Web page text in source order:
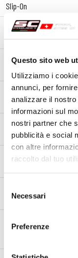
Questo sito web
Utilizziamo i
annunci, per
analizzare il
informazioni sul
nostri partner che
pubblicità e social
con altre
raccolto dal tuo
del
consenso
Necessari
Preferenze
Slip-On
Materiale corpo
Titanio
Materiale fondello
Titanio
Materiale raccordo
Titanio
Tipo di fissaggio
Staffa
Omologazione – EC /
PROTEZIONE